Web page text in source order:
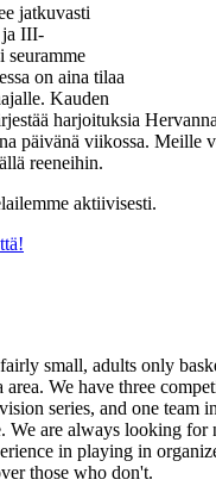
jatkuvasti
ja III-
on aina tilaa
Kauden
harjoituksia
päivänä viikossa. Meille
reeneihin.
aktiivisesti.
small, adults only
area. We have three
series, and one team
We are always looking for
in playing in
those who don't.